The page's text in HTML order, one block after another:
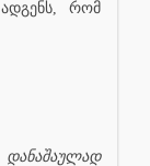
რომ